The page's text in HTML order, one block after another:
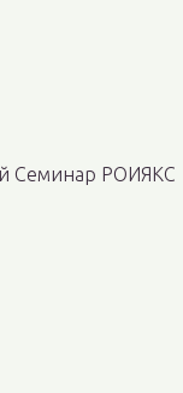
Семинар РОИЯКС